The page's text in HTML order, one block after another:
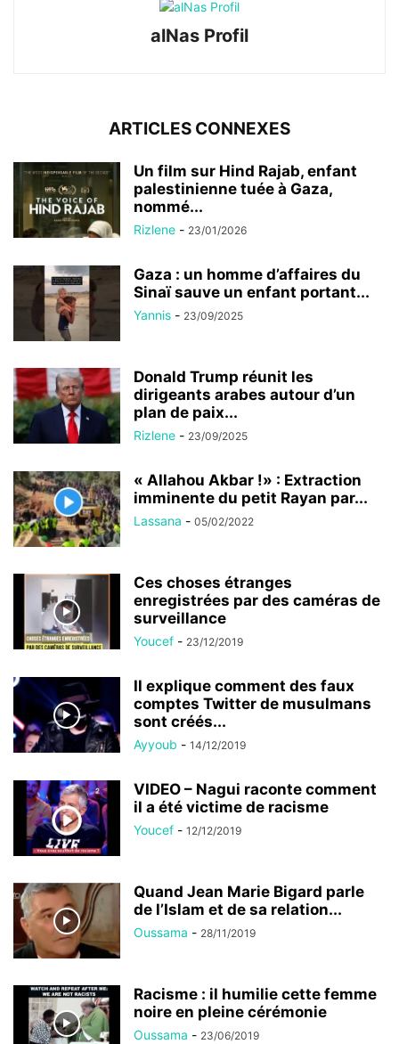
alNas Profil
ARTICLES CONNEXES
Un film sur Hind Rajab, enfant
palestinienne tuée à Gaza,
nommé...
Rizlene - 23/01/2026
Gaza : un homme d’affaires du
Sinaï sauve un enfant portant...
Yannis - 23/09/2025
Donald Trump réunit les
dirigeants arabes autour d’un
plan de paix...
Rizlene - 23/09/2025
« Allahou Akbar !» : Extraction
imminente du petit Rayan par...
Lassana - 05/02/2022
Ces choses étranges
enregistrées par des caméras de
surveillance
Youcef - 23/12/2019
Il explique comment des faux
comptes Twitter de musulmans
sont créés...
Ayyoub - 14/12/2019
VIDEO – Nagui raconte comment
il a été victime de racisme
Youcef - 12/12/2019
Quand Jean Marie Bigard parle
de l’Islam et de sa relation...
Oussama - 28/11/2019
Racisme : il humilie cette femme
noire en pleine cérémonie
Oussama - 23/06/2019